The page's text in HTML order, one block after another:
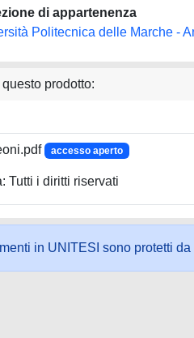
di appartenenza
Politecnica delle Marche -
prodotto:
accesso aperto
Tutti i diritti riservati
in UNITESI sono protetti